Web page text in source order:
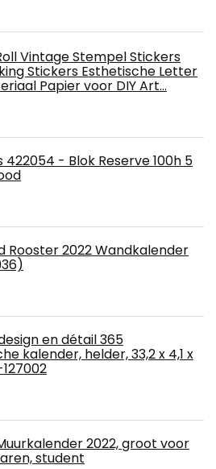
Vintage Stempel Stickers
Stickers Esthetische Letter
Papier voor DIY Art…
422054 - Blok Reserve 100h 5
Rooster 2022 Wandkalender
en détail 365
kalender, helder, 33,2 x 4,1 x
2022, groot voor
student